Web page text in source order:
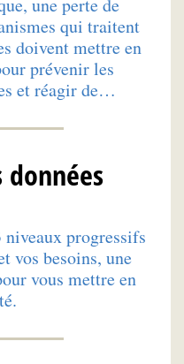
une perte de
qui traitent
doivent mettre en
prévenir les
et réagir de…
données
progressifs
vos besoins, une
vous mettre en